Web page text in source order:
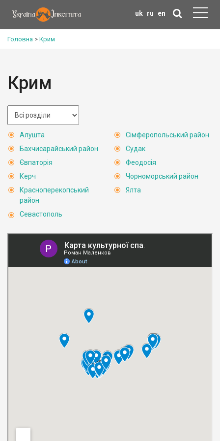
uk ru en
Головна > Крим
Крим
Алушта
Бахчисарайський район
Євпаторія
Керч
Красноперекопський
район
Севастополь
Сімферопольський район
Судак
Феодосія
Чорноморський район
Ялта